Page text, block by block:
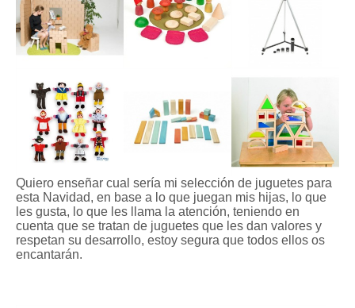
Quiero enseñar cual sería mi selección de juguetes para
esta Navidad, en base a lo que juegan mis hijas, lo que
les gusta, lo que les llama la atención, teniendo en
cuenta que se tratan de juguetes que les dan valores y
respetan su desarrollo, estoy segura que todos ellos os
encantarán.